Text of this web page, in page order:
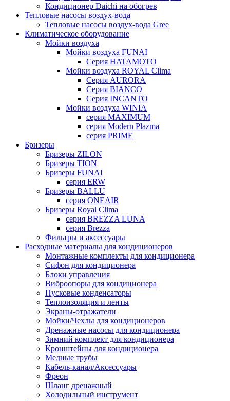
Кондиционер Daichi на обогрев
Тепловые насосы воздух-вода
Тепловые насосы воздух-вода Gree
Климатическое оборудование
Мойки воздуха
Мойки воздуха FUNAI
Серия HATAMOTO
Мойки воздуха ROYAL Clima
Серия AURORA
Серия BIANCO
Серия INCANTO
Мойки воздуха WINIA
серия MAXIMUM
серия Modern Plazma
серия PRIME
Бризеры
Бризеры ZILON
Бризеры TION
Бризеры FUNAI
серия ERW
Бризеры BALLU
серия ONEAIR
Бризеры Royal Clima
серия BREZZA LUNA
серия Brezza
Фильтры и аксессуары
Расходные материалы для кондиционеров
Монтажные комплекты для кондиционера
Сифон для кондиционера
Блоки управления
Виброопоры для кондиционера
Пусковые конденсаторы
Теплоизоляция и ленты
Экраны-отражатели
Мойки/Чехлы для кондиционеров
Дренажные насосы для кондиционера
Зимний комплект для кондиционера
Кронштейны для кондиционера
Медные трубы
Кабель-канал/Аксессуары
Фреон
Шланг дренажный
Холодильный инструмент